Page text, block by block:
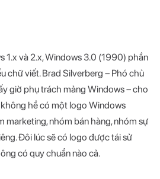
1.x và 2.x, Windows 3.0 (1990) phần
chữ viết. Brad Silverberg – Phó chủ
giờ phụ trách mảng Windows – cho
hề có một logo Windows
marketing, nhóm bán hàng, nhóm sự
Đôi lúc sẽ có logo được tái sử
có quy chuẩn nào cả.